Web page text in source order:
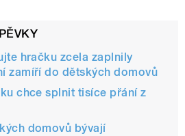
hračku zcela zaplnily
zamíří do dětských domovů
chce splnit tisíce přání z
domovů bývají